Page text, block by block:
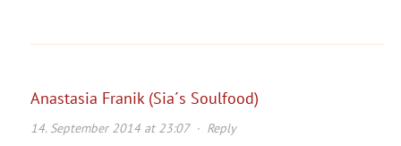
Anastasia Franik (Sia´s Soulfood)
14. September 2014 at 23:07· Reply